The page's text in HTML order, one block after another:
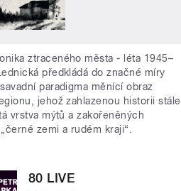
ztraceného města - léta 1945–
předkládá do značné míry
paradigma měnící obraz
jehož zahlazenou historii stále
vrstva mýtů a zakořeněných
zemi a rudém kraji“.
80 LIVE